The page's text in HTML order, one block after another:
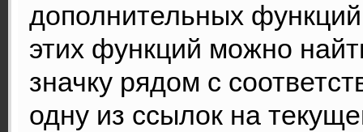
дополнительных
этих функций можно
значку рядом с
одну из ссылок на